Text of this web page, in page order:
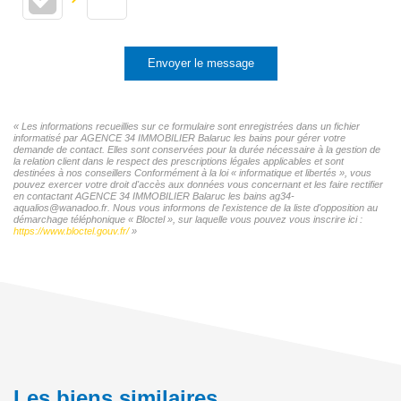
Envoyer le message
« Les informations recueillies sur ce formulaire sont enregistrées dans un fichier
informatisé par AGENCE 34 IMMOBILIER Balaruc les bains pour gérer votre
demande de contact. Elles sont conservées pour la durée nécessaire à la gestion de
la relation client dans le respect des prescriptions légales applicables et sont
destinées à nos conseillers Conformément à la loi « informatique et libertés », vous
pouvez exercer votre droit d'accès aux données vous concernant et les faire rectifier
en contactant AGENCE 34 IMMOBILIER Balaruc les bains ag34-
aqualios@wanadoo.fr. Nous vous informons de l'existence de la liste d'opposition au
démarchage téléphonique « Bloctel », sur laquelle vous pouvez vous inscrire ici :
https://www.bloctel.gouv.fr/»